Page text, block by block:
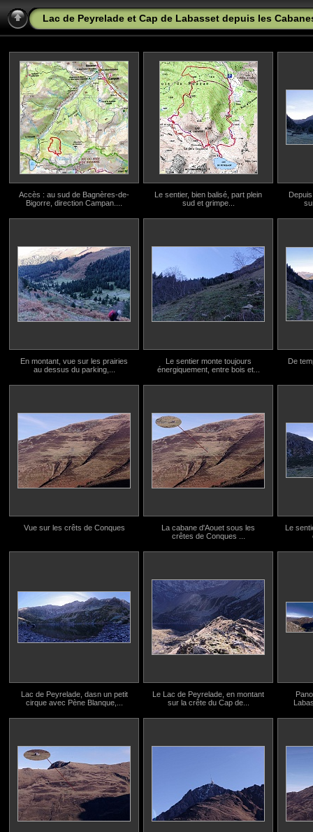
Lac de Peyrelade et Cap de Labasset depuis les
Accès : au sud de Bagnères-de-
Bigorre, direction Campan....
Le sentier, bien balisé, part plein
sud et grimpe...
En montant, vue sur les prairies
au dessus du parking,...
Le sentier monte toujours
énergiquement, entre bois et...
De
Vue sur les crêts de Conques
La cabane d'Aouet sous les
crêtes de Conques ...
Le
Lac de Peyrelade, dasn un petit
cirque avec Pène Blanque,...
Le Lac de Peyrelade, en montant
sur la crête du Cap de...